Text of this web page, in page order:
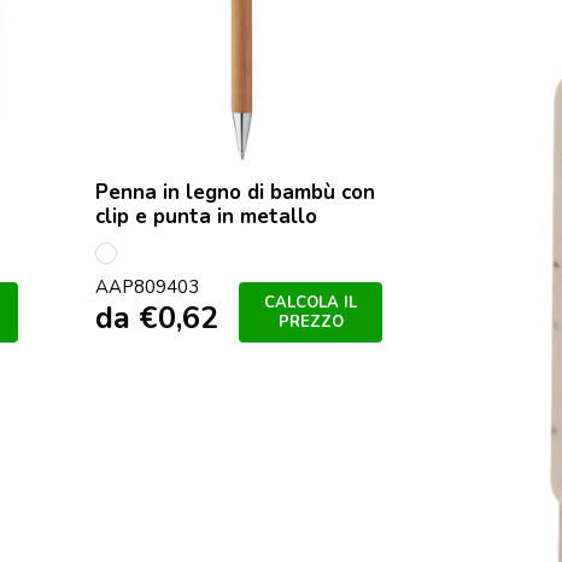
Penna in legno di bambù con
clip e punta in metallo
multicolore
AAP809403
da €0,62
CALCOLA IL
PREZZO